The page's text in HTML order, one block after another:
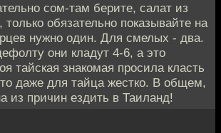
сом-там берите, салат из
обязательно показывайте на
нужно один. Для смелых - два.
они кладут 4-6, а это
тайская знакомая просила класть
даже для тайца жестко. В общем,
из причин ездить в Таиланд!